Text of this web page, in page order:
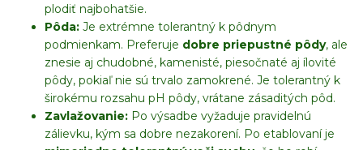
plodiť najbohatšie.
Pôda: Je extrémne tolerantný k pôdnym
podmienkam. Preferuje dobre priepustné pôdy, ale
znesie aj chudobné, kamenisté, piesočnaté aj ílovité
pôdy, pokiaľ nie sú trvalo zamokrené. Je tolerantný k
širokému rozsahu pH pôdy, vrátane zásaditých pôd.
Zavlažovanie: Po výsadbe vyžaduje pravidelnú
zálievku, kým sa dobre nezakorení. Po etablovaní je